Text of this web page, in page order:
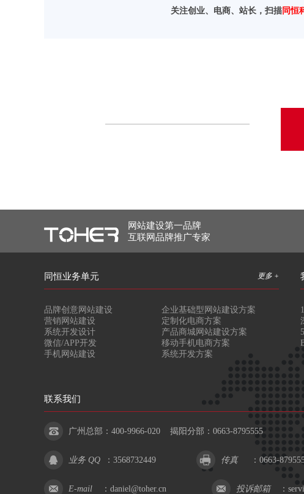
关注创业、电商、站长，扫描 同恒
网站建设第一品牌
互联网品牌推广专家
更多 +
同恒业务单元
品牌创意网站建设
营销网站建设
系统开发设计
微信/APP开发
手机网站建设
企业基础型网站建设方案
定制化电商方案
产品商城网站建设方案
移动手机电商方案
系统开发方案
联系我们
广州总部：400-9966-020 揭阳分部：0663-8795555
业务 QQ ： 3568732449 传真 ：0663-
E-mail ： daniel@toher.cn 投诉邮箱 ：